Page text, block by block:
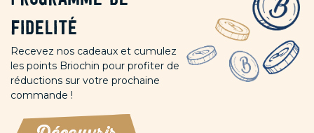
fidelité
Recevez nos cadeaux et cumulez
les points Briochin pour profiter de
réductions sur votre prochaine
commande !